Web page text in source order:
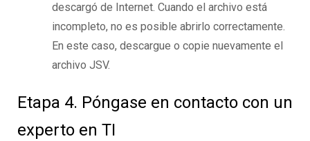
descargó de Internet. Cuando el archivo está
incompleto, no es posible abrirlo correctamente.
En este caso, descargue o copie nuevamente el
archivo JSV.
Etapa 4. Póngase en contacto con un
experto en TI